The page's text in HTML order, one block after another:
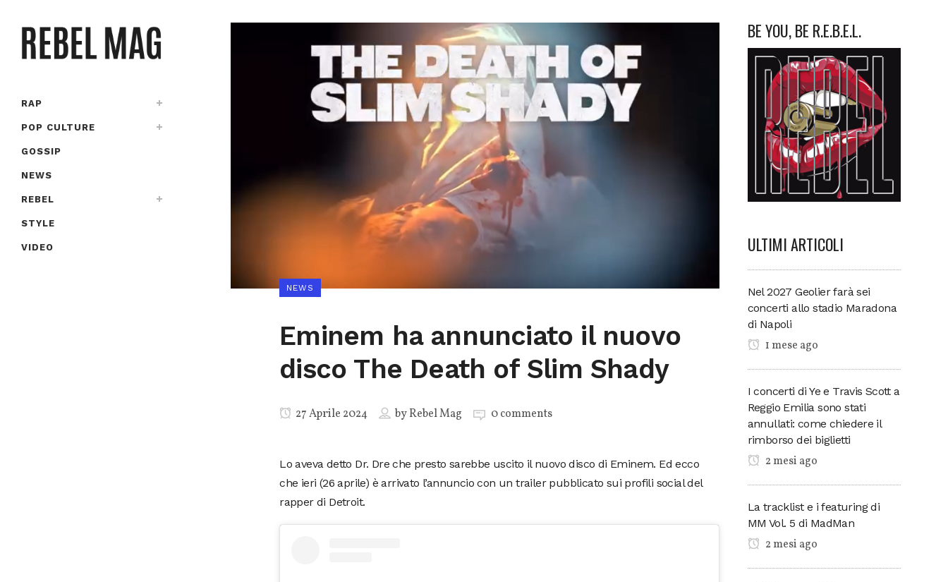
RAP
POP CULTURE
GOSSIP
NEWS
REBEL
STYLE
VIDEO
NEWS
Eminem ha annunciato il nuovo
disco The Death of Slim Shady
27 Aprile 2024 byRebel Mag 0 comments
Lo aveva detto Dr. Dre che presto sarebbe uscito il nuovo disco di Eminem. Ed ecco
che ieri (26 aprile) è arrivato l’annuncio con un trailer pubblicato sui profili social del
rapper di Detroit.
BE YOU, BE R.E.B.E.L.
ULTIMI ARTICOLI
Nel 2027 Geolier farà sei
concerti allo stadio Maradona
di Napoli
1 mese ago
I concerti di Ye e Travis Scott a
Reggio Emilia sono stati
annullati: come chiedere il
rimborso dei biglietti
2 mesi ago
La tracklist e i featuring di
MM Vol. 5 di MadMan
2 mesi ago